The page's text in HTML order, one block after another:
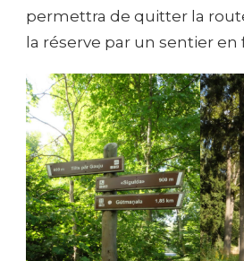
permettra de quitter la
la réserve par un sentier en